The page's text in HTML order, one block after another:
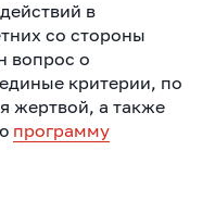
в
со стороны
вопрос о
критерии, по
жертвой, а также
программу